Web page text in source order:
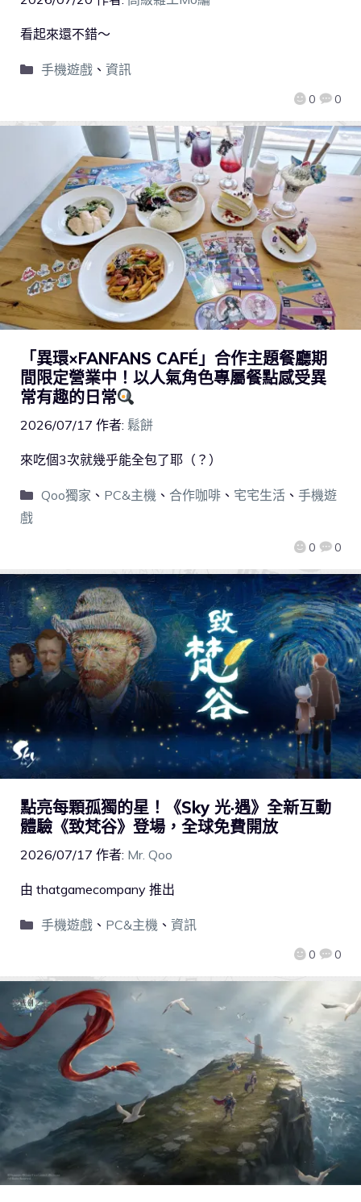
0 0
看起來還不錯～
手機遊戲、 資訊
「異環×FANFANS CAFÉ」合作主題餐廳期
間限定營業中！以人氣角色專屬餐點感受異
常有趣的日常
2026/07/17 作者: 鬆餅
0 0
來吃個3次就幾乎能全包了耶（？）
Qoo獨家 、 PC&主機、 合作咖啡、 宅宅生活、 手機遊
戲
點亮每顆孤獨的星！《Sky 光·遇》全新互動
體驗《致梵谷》登場，全球免費開放
2026/07/17 作者: Mr. Qoo
0 0
由 thatgamecompany 推出
手機遊戲、 PC&主機 、 資訊